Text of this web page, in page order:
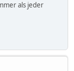
als jeder